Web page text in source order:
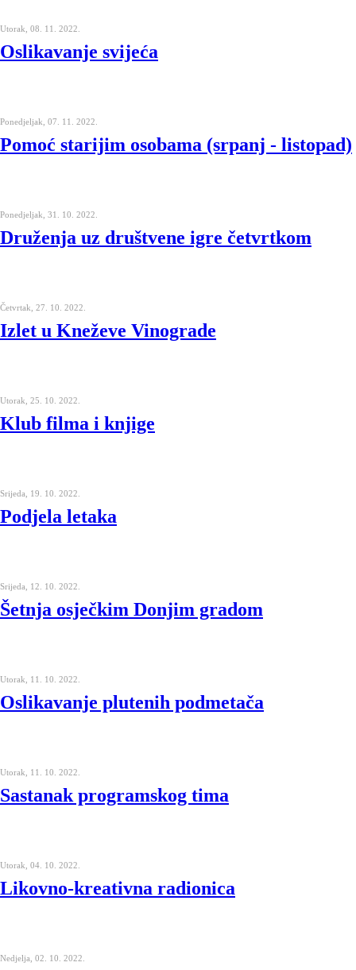
Utorak, 08. 11. 2022.
Oslikavanje svijeća
Ponedjeljak, 07. 11. 2022.
Pomoć starijim osobama (srpanj - listopad)
Ponedjeljak, 31. 10. 2022.
Druženja uz društvene igre četvrtkom
Četvrtak, 27. 10. 2022.
Izlet u Kneževe Vinograde
Utorak, 25. 10. 2022.
Klub filma i knjige
Srijeda, 19. 10. 2022.
Podjela letaka
Srijeda, 12. 10. 2022.
Šetnja osječkim Donjim gradom
Utorak, 11. 10. 2022.
Oslikavanje plutenih podmetača
Utorak, 11. 10. 2022.
Sastanak programskog tima
Utorak, 04. 10. 2022.
Likovno-kreativna radionica
Nedjelja, 02. 10. 2022.